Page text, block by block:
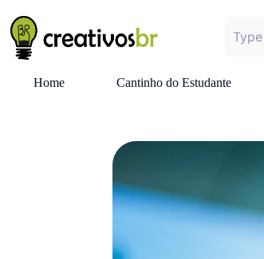
Home Cantinho do Estudante